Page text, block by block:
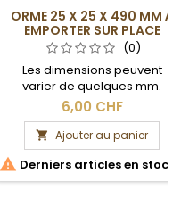
ORME 25 X 25 X 490 MM À
EMPORTER SUR PLACE
(0)
Les dimensions peuvent
varier de quelques mm.
Section brute. Ce carrelet, en
raison de sa longueur, est à
venir chercher sur place.
6,00 CHF
 Ajouter au panier
 Derniers articles en stock